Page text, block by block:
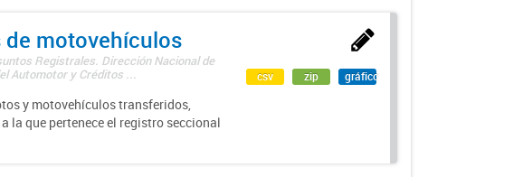
motovehículos
Registrales. Dirección Nacional de
Automotor y Créditos ...
y motovehículos transferidos,
la que pertenece el registro seccional
csv zip gráfico